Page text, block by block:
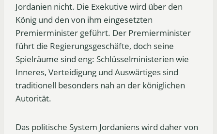
Jordanien nicht. Die Exekutive wird über den
König und den von ihm eingesetzten
Premierminister geführt. Der Premierminister
führt die Regierungsgeschäfte, doch seine
Spielräume sind eng: Schlüsselministerien wie
Inneres, Verteidigung und Auswärtiges sind
traditionell besonders nah an der königlichen
Autorität.
Das politische System Jordaniens wird daher von